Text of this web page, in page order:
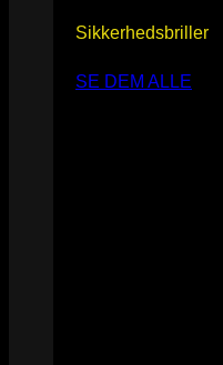
Sikkerhedsbriller
SE DEM ALLE